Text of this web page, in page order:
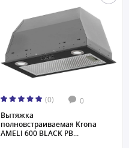
(0) 0
Вытяжка
полновстраиваемая Krona
AMELI 600 BLACK PB...